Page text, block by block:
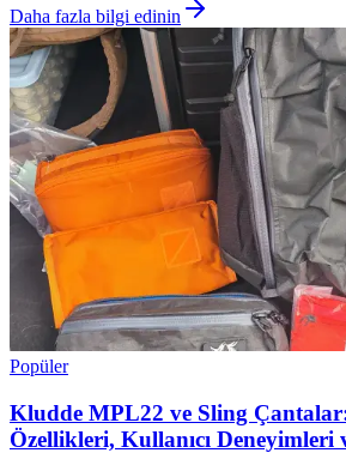
Daha fazla bilgi edinin
Popüler
Kludde MPL22 ve Sling
Özellikleri, Kullanıcı Deneyimleri